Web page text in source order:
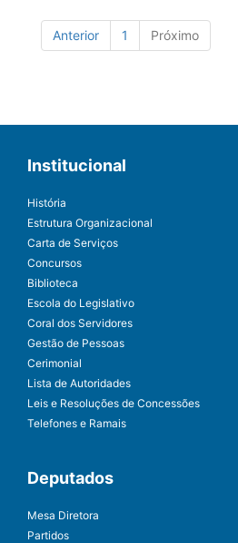
Anterior 1 Próximo
Institucional
História
Estrutura Organizacional
Carta de Serviços
Concursos
Biblioteca
Escola do Legislativo
Coral dos Servidores
Gestão de Pessoas
Cerimonial
Lista de Autoridades
Leis e Resoluções de Concessões
Telefones e Ramais
Deputados
Mesa Diretora
Partidos